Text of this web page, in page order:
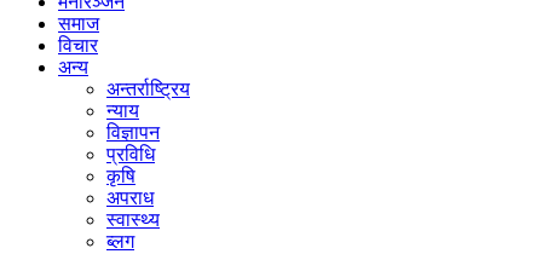
समाज
विचार
अन्य
अन्तर्राष्ट्रिय
न्याय
विज्ञापन
प्रविधि
कृषि
अपराध
स्वास्थ्य
ब्लग